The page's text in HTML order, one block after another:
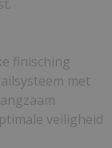
finisching
met
veiligheid